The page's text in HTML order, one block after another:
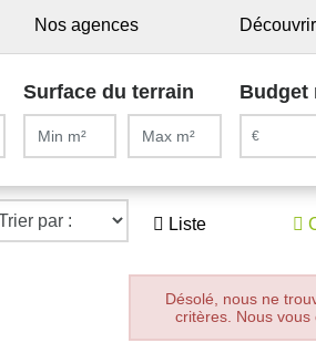
Nos agences
Surface du terrain Budget
Liste
Désolé, nous ne
critères. Nous vous